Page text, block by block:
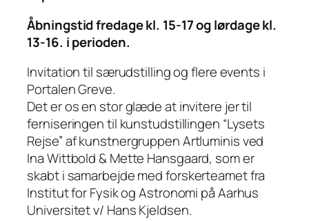
Åbningstid fredage kl. 15-17 og lørdage kl.
13-16. i perioden.
Invitation til særudstilling og flere events i
Portalen Greve.
Det er os en stor glæde at invitere jer til
ferniseringen til kunstudstillingen “Lysets
Rejse” af kunstnergruppen Artluminis ved
Ina Wittbold & Mette Hansgaard, som er
skabt i samarbejde med forskerteamet fra
Institut for Fysik og Astronomi på Aarhus
Universitet v/ Hans Kjeldsen.